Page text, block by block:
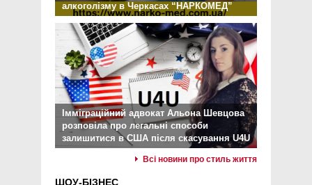
алкоголізму в Черкасах “НАРКОМЕД”
Імміграційний адвокат Альона Шевцова
розповіла про легальні способи
залишитися в США після скасування U4U
Всі новини про стиль життя
ШОУ-БІЗНЕС